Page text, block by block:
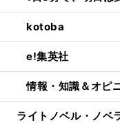
kotoba
e!集英社
情報・知識＆オピ
ライトノベル・ノベ